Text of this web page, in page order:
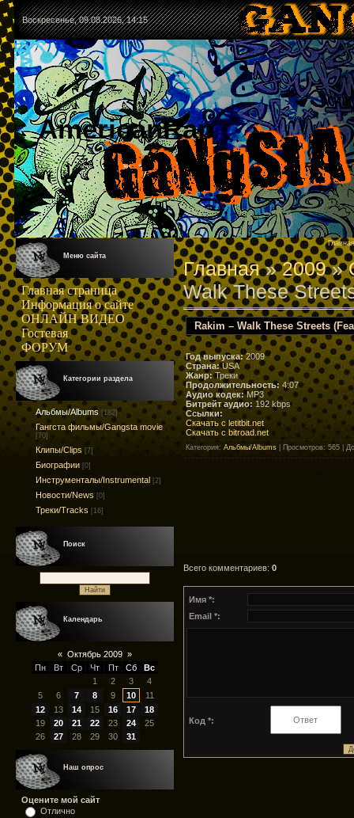
Воскресенье, 09.08.2026, 14:15
AmericanRap
Меню сайта
Главная страница
Информация о сайте
ОНЛАЙН ВИДЕО
Гостевая
ФОРУМ
Категории раздела
Альбмы/Albums [182]
Гангста фильмы/Gangsta movie
[70]
Клипы/Clips [7]
Биографии [0]
Инструменталы/Instrumental [2]
Новости/News [0]
Треки/Tracks [16]
Поиск
Календарь
« Октябрь 2009 »
Пн
Вт Ср Чт Пт Сб
Вс
1
2 3
4
5
6 7 8 9 10
11
12
13 14 15 16 17
18
19
20 21 22 23 24
25
26
27 28 29 30 31
Наш опрос
Оцените мой сайт
Отлично
Главная
Главная»2009 »
Walk These
Rakim – Walk These Streets
Год выпуска:2009
Страна:USA
Жанр:Треки
Продолжительность: 4:07
Аудио кодек:MP3
Битрейт аудио: 192 kbps
Ссылки:
Скачать с letitbit.net
Скачать с bitroad.net
Категория: Альбмы/Albums Просмотров: 565 |
Всего комментариев: 0
Имя *:
Email *:
Код *: